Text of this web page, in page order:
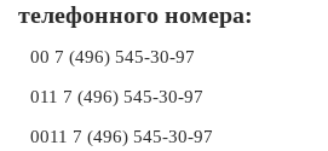
телефонного номера:
00 7 (496) 545-30-97
011 7 (496) 545-30-97
0011 7 (496) 545-30-97